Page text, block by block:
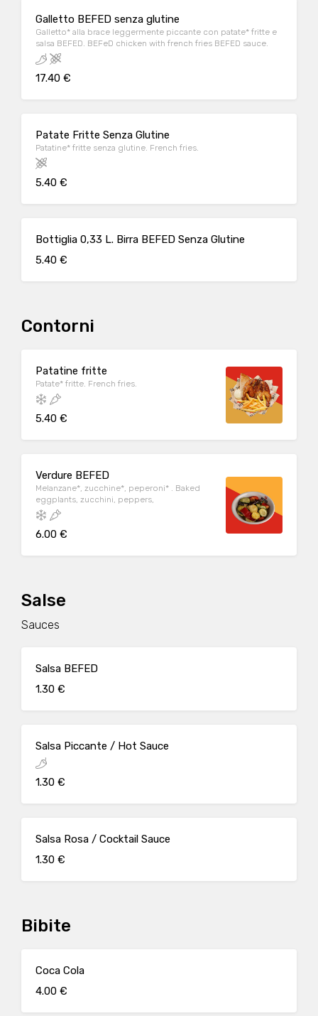
Galletto BEFED senza glutine
Galletto* alla brace leggermente piccante con patate* fritte e
salsa BEFED. BEFeD chicken with french fries BEFED sauce.
17.40 €
Patate Fritte Senza Glutine
Patatine* fritte senza glutine. French fries.
5.40 €
Bottiglia 0,33 L. Birra BEFED Senza Glutine
5.40 €
Contorni
Patatine fritte
Patate* fritte. French fries.
5.40 €
Verdure BEFED
Melanzane*, zucchine*, peperoni* . Baked
eggplants, zucchini, peppers,
6.00 €
Salse
Sauces
Salsa BEFED
1.30 €
Salsa Piccante / Hot Sauce
1.30 €
Salsa Rosa / Cocktail Sauce
1.30 €
Bibite
Coca Cola
4.00 €